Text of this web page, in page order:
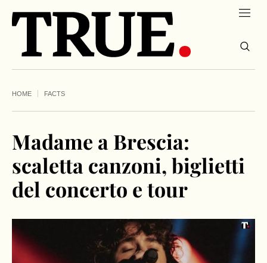
HOME FACTS
Madame a Brescia:
scaletta canzoni, biglietti
del concerto e tour